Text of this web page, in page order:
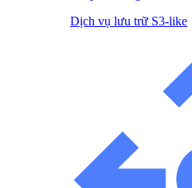
Dịch vụ lưu trữ S3-like